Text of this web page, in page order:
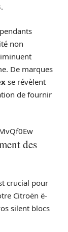
non
De marques
se révèlent
de fournir
des
crucial pour
Citroën ë-
silent blocs